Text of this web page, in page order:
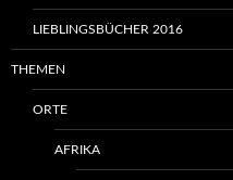
LIEBLINGSBÜCHER 2016
THEMEN
ORTE
AFRIKA